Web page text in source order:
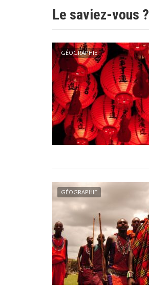
Le saviez-vous ?
GÉOGRAPHIE
GÉOGRAPHIE